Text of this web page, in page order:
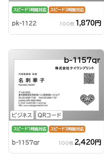
スピード1時間対応 スピード3時間対応
pk-1122 100枚 1,870円
ビジネス QRコード
b-1157qr
スピード1時間対応 スピード3時間対応
b-1157qr 100枚 2,420円